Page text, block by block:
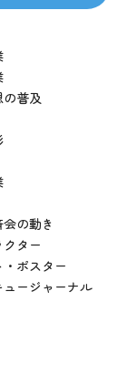
普及
の動き
ター
ポスター
ージャーナル